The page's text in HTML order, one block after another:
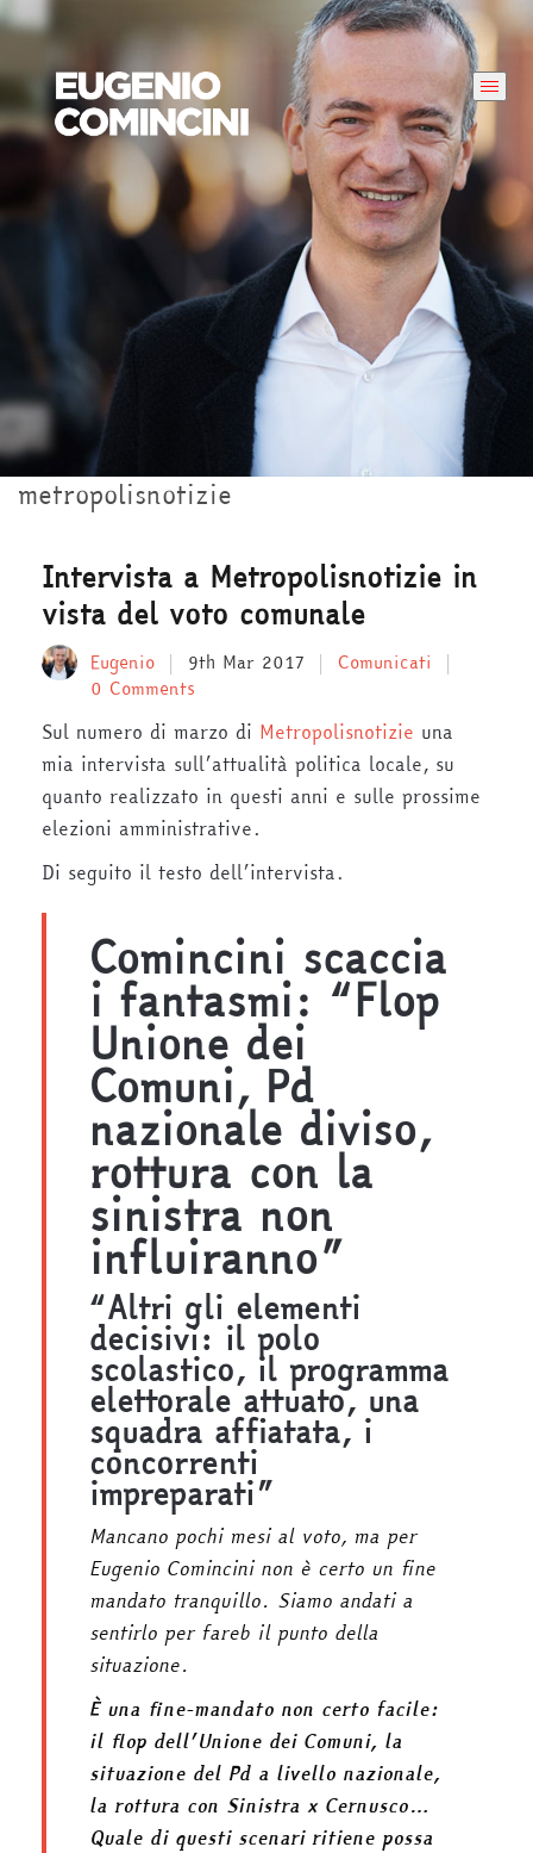
metropolisnotizie
Intervista a Metropolisnotizie in
vista del voto comunale
Eugenio 9th Mar 2017
Comunicati
0 Comments
Sul numero di marzo di Metropolisnotizie una
mia intervista sull’attualità politica locale, su
quanto realizzato in questi anni e sulle prossime
elezioni amministrative.
Di seguito il testo dell’intervista.
Comincini scaccia
i fantasmi: “Flop
Unione dei
Comuni, Pd
nazionale diviso,
rottura con la
sinistra non
influiranno”
“Altri gli elementi
decisivi: il polo
scolastico, il programma
elettorale attuato, una
squadra affiatata, i
concorrenti
impreparati”
Mancano pochi mesi al voto, ma per
Eugenio Comincini non è certo un fine
mandato tranquillo. Siamo andati a
sentirlo per fareb il punto della
situazione.
È una fine-mandato non certo facile:
il flop dell’Unione dei Comuni, la
situazione del Pd a livello nazionale,
la rottura con Sinistra x Cernusco…
Quale di questi scenari ritiene possa